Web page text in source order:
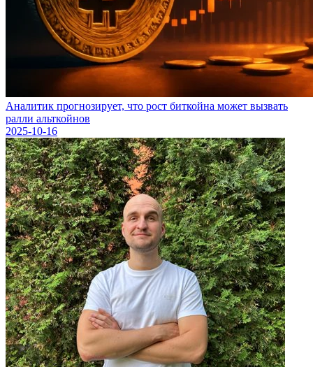
Аналитик прогнозирует, что рост биткойна может вызвать
ралли альткойнов
2025-10-16